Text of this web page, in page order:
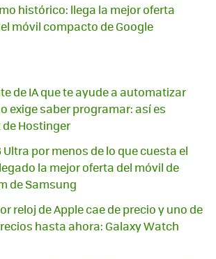
histórico: llega la mejor oferta
móvil compacto de Google
de IA que te ayude a automatizar
exige saber programar: así es
de Hostinger
Ultra por menos de lo que cuesta el
la mejor oferta del móvil de
de Samsung
reloj de Apple cae de precio y uno de
hasta ahora: Galaxy Watch